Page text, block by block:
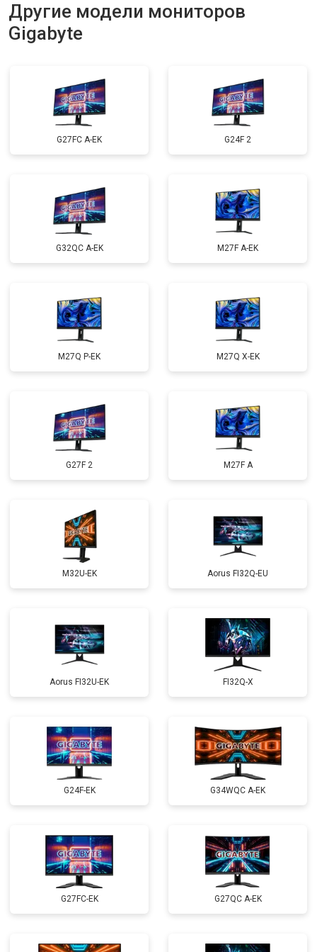
Другие модели мониторов
Gigabyte
G27FC A-EK G24F 2
G32QC A-EK M27F A-EK
M27Q P-EK M27Q X-EK
G27F 2 M27F A
M32U-EK Aorus FI32Q-EU
Aorus FI32U-EK FI32Q-X
G24F-EK G34WQC A-EK
G27FC-EK G27QC A-EK